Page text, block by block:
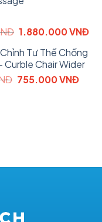
Original
was:
2.800.000 VNĐ.
1.880.000VNĐ
Tư Thế Chống
Curble Chair Wider
Original
755.000VNĐ